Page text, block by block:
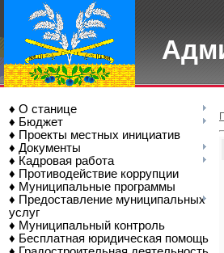
♦ О станице
♦ Бюджет
♦ Проекты местных инициатив
♦ Документы
♦ Кадровая работа
♦ Противодействие коррупции
♦ Муниципальные программы
♦ Предоставление муниципальных
услуг
♦ Муниципальный контроль
♦ Бесплатная юридическая помощь